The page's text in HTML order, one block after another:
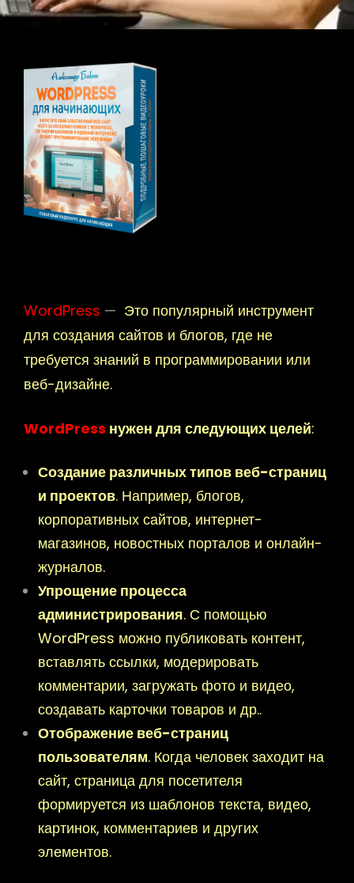
WordPress — Это популярный инструмент
для создания сайтов и блогов, где не
требуется знаний в программировании или
веб-дизайне.
WordPress нужен для следующих целей:
Создание различных типов веб-страниц
и проектов. Например, блогов,
корпоративных сайтов, интернет-
магазинов, новостных порталов и онлайн-
журналов.
Упрощение процесса
администрирования. С помощью
WordPress можно публиковать контент,
вставлять ссылки, модерировать
комментарии, загружать фото и видео,
создавать карточки товаров и др..
Отображение веб-страниц
пользователям. Когда человек заходит на
сайт, страница для посетителя
формируется из шаблонов текста, видео,
картинок, комментариев и других
элементов.